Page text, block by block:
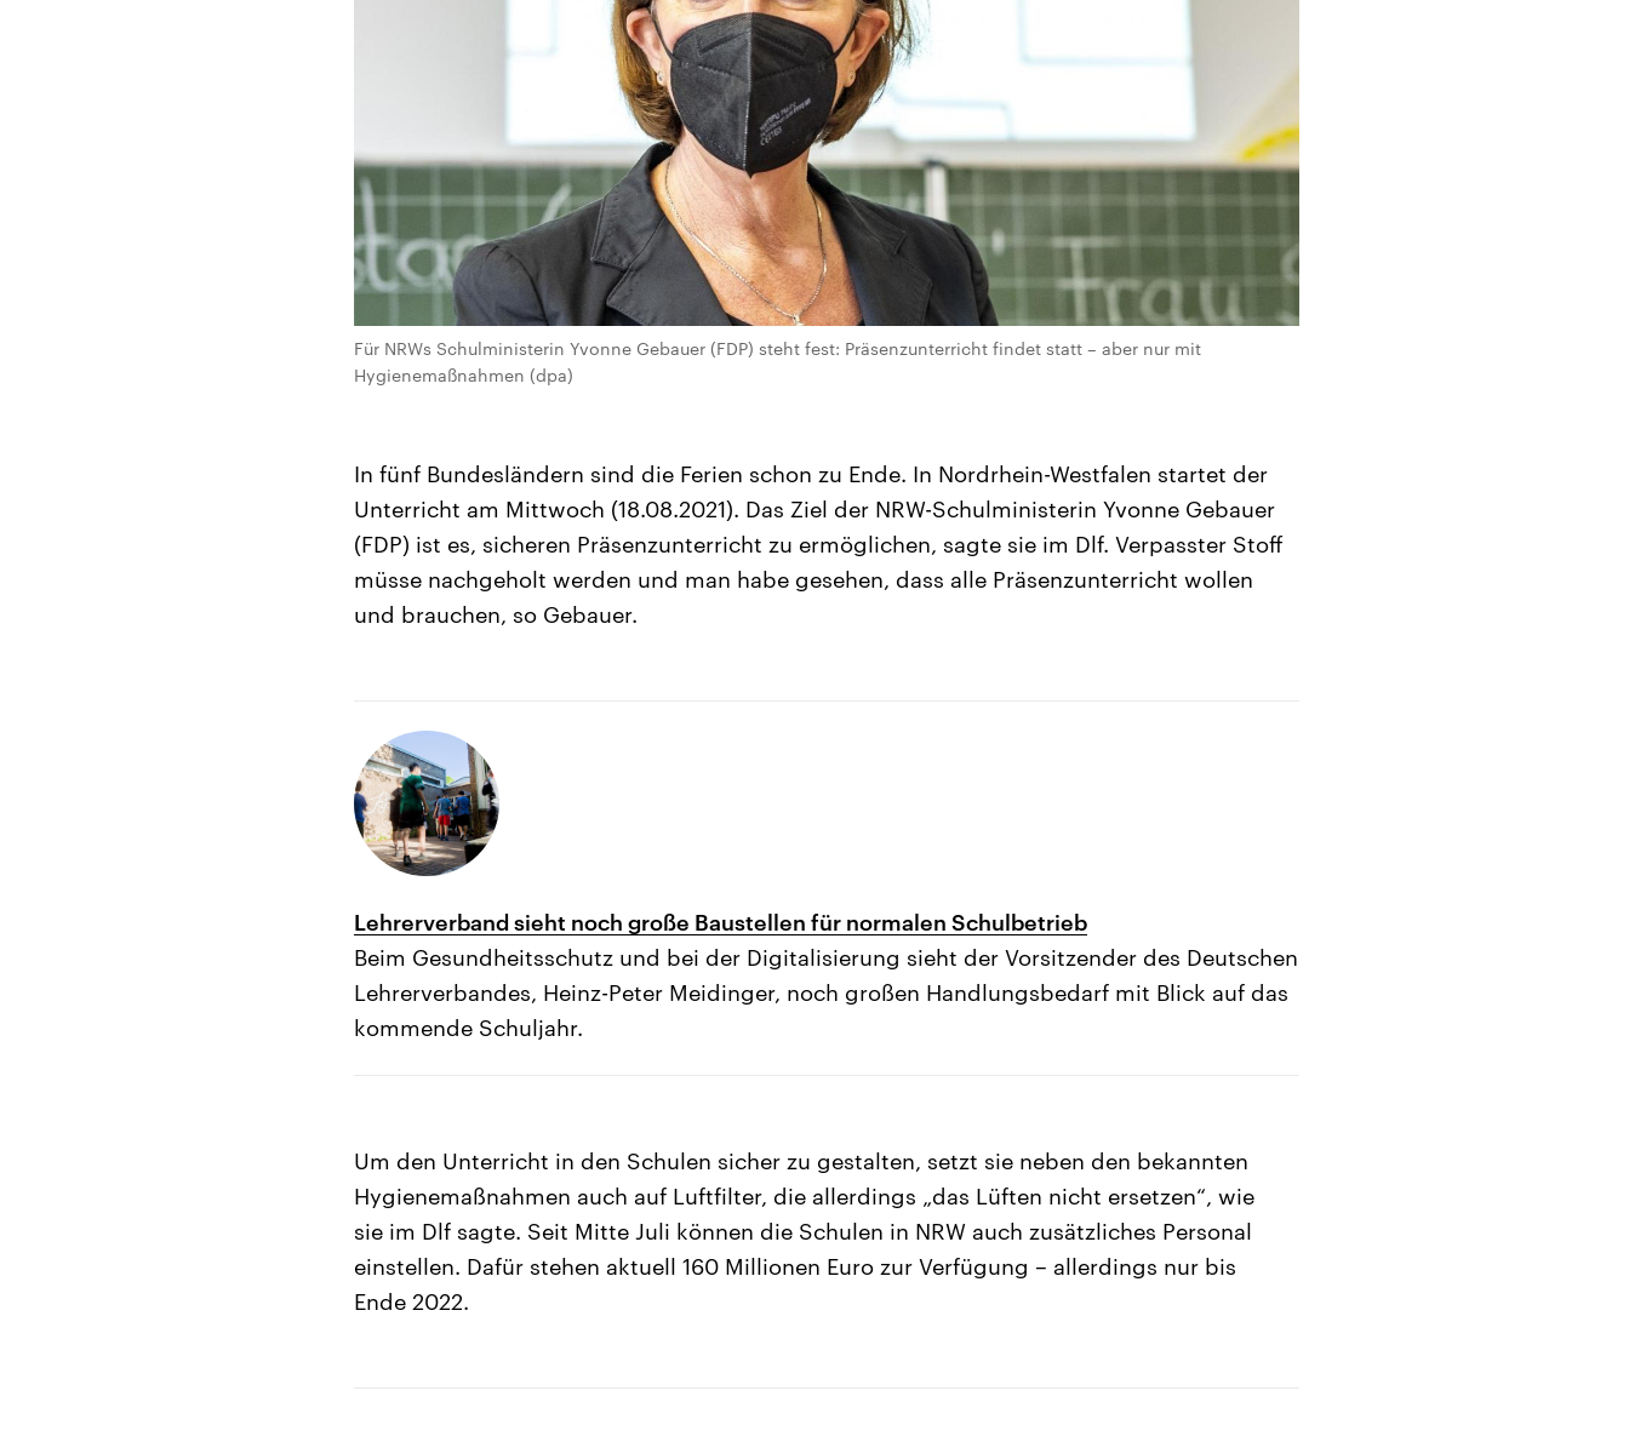
Für NRWs Schulministerin Yvonne Gebauer (FDP) steht fest: Präsenzunterricht findet statt – aber nur mit
Hygienemaßnahmen (dpa)
In fünf Bundesländern sind die Ferien schon zu Ende. In Nordrhein-Westfalen startet der
Unterricht am Mittwoch (18.08.2021). Das Ziel der NRW-Schulministerin Yvonne Gebauer
(FDP) ist es, sicheren Präsenzunterricht zu ermöglichen, sagte sie im Dlf. Verpasster Stoff
müsse nachgeholt werden und man habe gesehen, dass alle Präsenzunterricht wollen
und brauchen, so Gebauer.
Lehrerverband sieht noch große Baustellen für normalen Schulbetrieb
Beim Gesundheitsschutz und bei der Digitalisierung sieht der Vorsitzender des Deutschen
Lehrerverbandes, Heinz-Peter Meidinger, noch großen Handlungsbedarf mit Blick auf das
kommende Schuljahr.
Um den Unterricht in den Schulen sicher zu gestalten, setzt sie neben den bekannten
Hygienemaßnahmen auch auf Luftfilter, die allerdings „das Lüften nicht ersetzen“, wie
sie im Dlf sagte. Seit Mitte Juli können die Schulen in NRW auch zusätzliches Personal
einstellen. Dafür stehen aktuell 160 Millionen Euro zur Verfügung – allerdings nur bis
Ende 2022.